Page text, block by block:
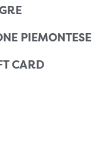
PIEMONTESE
CARD